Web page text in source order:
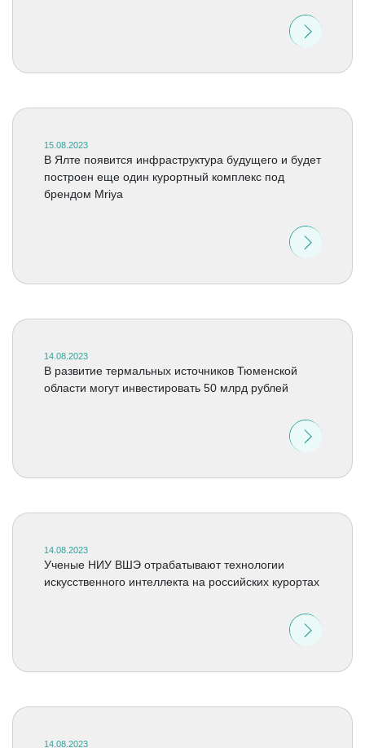
15.08.2023
В Ялте появится инфраструктура будущего и будет
построен еще один курортный комплекс под
брендом Mriya
14.08.2023
В развитие термальных источников Тюменской
области могут инвестировать 50 млрд рублей
14.08.2023
Ученые НИУ ВШЭ отрабатывают технологии
искусственного интеллекта на российских курортах
14.08.2023